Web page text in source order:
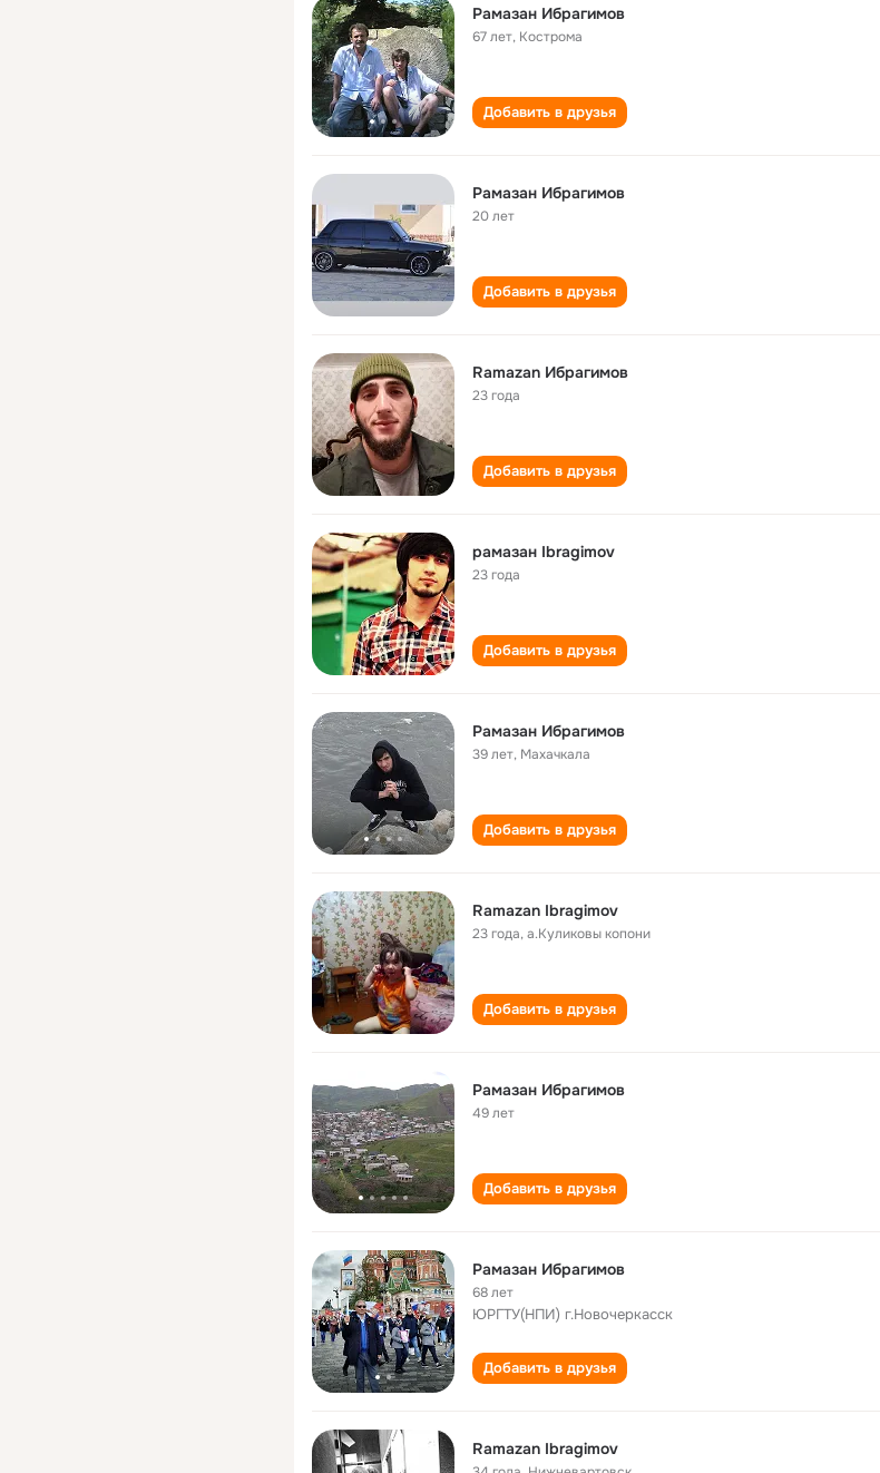
Рамазан Ибрагимов
67 лет, Кострома
Добавить в друзья
Рамазан Ибрагимов
20 лет
Добавить в друзья
Ramazan Ибрагимов
23 года
Добавить в друзья
рамазан Ibragimov
23 года
Добавить в друзья
Рамазан Ибрагимов
39 лет, Махачкала
Добавить в друзья
Ramazan Ibragimov
23 года,а.Куликовы копони
Добавить в друзья
Рамазан Ибрагимов
49 лет
Добавить в друзья
Рамазан Ибрагимов
68 лет
ЮРГТУ(НПИ) г.Новочеркасск
Добавить в друзья
Ramazan Ibragimov